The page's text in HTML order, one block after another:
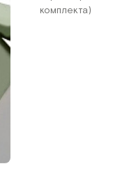
комплекта)